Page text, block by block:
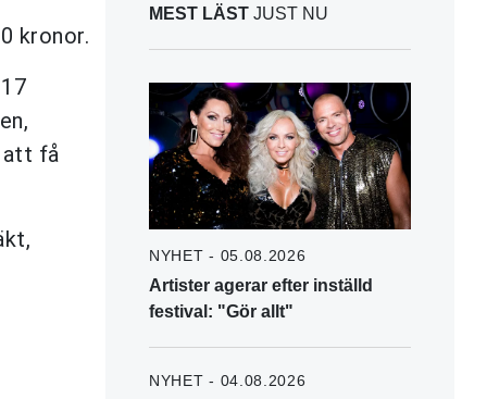
kronor.
att få
MEST LÄST JUST NU
NYHET - 05.08.2026
Artister agerar efter inställd
festival: "Gör allt"
NYHET - 04.08.2026